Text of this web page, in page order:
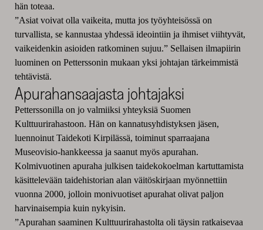
hän toteaa.
”Asiat voivat olla vaikeita, mutta jos työyhteisössä on
turvallista, se kannustaa yhdessä ideointiin ja ihmiset viihtyvät,
vaikeidenkin asioiden ratkominen sujuu.” Sellaisen ilmapiirin
luominen on Petterssonin mukaan yksi johtajan tärkeimmistä
tehtävistä.
Apurahansaajasta johtajaksi
Petterssonilla on jo valmiiksi yhteyksiä Suomen
Kulttuurirahastoon. Hän on kannatusyhdistyksen jäsen,
luennoinut Taidekoti Kirpilässä, toiminut sparraajana
Museovisio-hankkeessa ja saanut myös apurahan.
Kolmivuotinen apuraha julkisen taidekokoelman kartuttamista
käsittelevään taidehistorian alan väitöskirjaan myönnettiin
vuonna 2000, jolloin monivuotiset apurahat olivat paljon
harvinaisempia kuin nykyisin.
”Apurahan saaminen Kulttuurirahastolta oli täysin ratkaisevaa